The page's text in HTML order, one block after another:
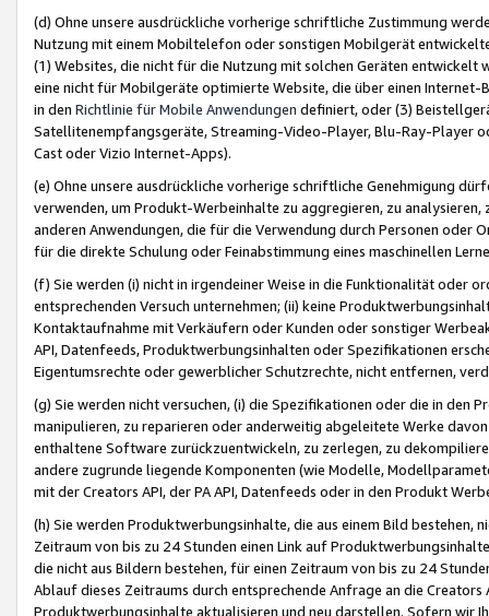
(d) Ohne unsere ausdrückliche vorherige schriftliche Zustimmung
Nutzung mit einem Mobiltelefon oder sonstigen Mobilgerät
(1) Websites, die nicht für die Nutzung mit solchen Geräten
eine nicht für Mobilgeräte optimierte Website, die über einen
in den Richtlinie für Mobile Anwendungen definiert, oder (3)
Satellitenempfangsgeräte, Streaming-Video-Player, Blu-Ray-Player
Cast oder Vizio Internet-Apps).
(e) Ohne unsere ausdrückliche vorherige schriftliche Genehmigung
verwenden, um Produkt-Werbeinhalte zu aggregieren, zu
anderen Anwendungen, die für die Verwendung durch Personen
für die direkte Schulung oder Feinabstimmung eines maschinellen
(f) Sie werden (i) nicht in irgendeiner Weise in die Funktionalität oder
entsprechenden Versuch unternehmen; (ii) keine
Kontaktaufnahme mit Verkäufern oder Kunden oder sonstiger
API, Datenfeeds, Produktwerbungsinhalten oder Spezifikationen
Eigentumsrechte oder gewerblicher Schutzrechte, nicht entfernen,
(g) Sie werden nicht versuchen, (i) die Spezifikationen oder die in
manipulieren, zu reparieren oder anderweitig abgeleitete Werke
enthaltene Software zurückzuentwickeln, zu zerlegen, zu
andere zugrunde liegende Komponenten (wie Modelle,
mit der Creators API, der PA API, Datenfeeds oder in den Produkt
(h) Sie werden Produktwerbungsinhalte, die aus einem Bild bestehen,
Zeitraum von bis zu 24 Stunden einen Link auf
die nicht aus Bildern bestehen, für einen Zeitraum von bis zu 24
Ablauf dieses Zeitraums durch entsprechende Anfrage an die
Produktwerbungsinhalte aktualisieren und neu darstellen. Sofern wir